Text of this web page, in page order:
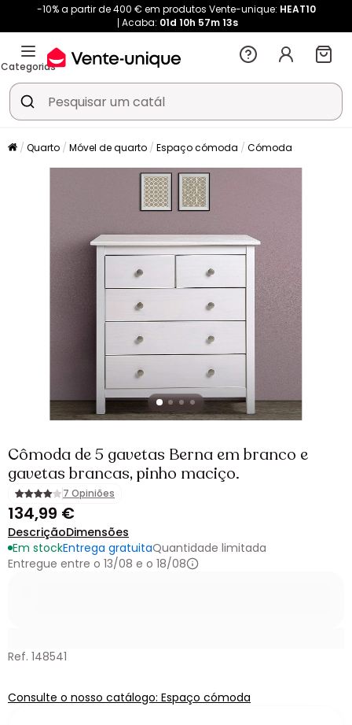
-10% a partir de 400 € em produtos Vente-unique: HEAT10
Acaba: 01d 10h 57m12s
Categorias
Quarto Móvel de quarto Espaço cómoda Cómoda
Cômoda de 5 gavetas Berna em branco e
gavetas brancas, pinho maciço.
7 Opiniões
134,99 €
DescriçãoDimensões
Em stockEntrega gratuitaQuantidade limitada
Entregue entre o 13/08 e o 18/08
Ref. 148541
Consulte o nosso catálogo: Espaço cómoda